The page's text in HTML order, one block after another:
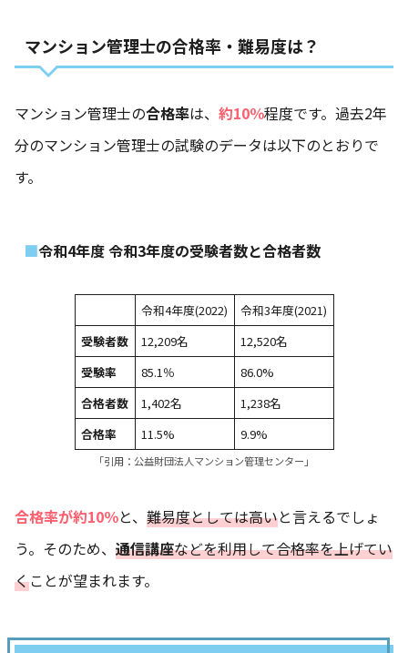
マンション管理士の合格率・難易度は？
マンション管理士の合格率は、 約10％程度です。過去2年
分のマンション管理士の試験のデータは以下のとおりで
す。
令和4年度 令和3年度の受験者数と合格者数
令和4年度(2022)
令和3年度(2021)
受験者数
12,209名
12,520名
受験率
85.1％
86.0%
合格者数
1,402名
1,238名
合格率
11.5% 9.9%
「引用： 公益財団法人マンション管理センター 」
合格率が約10％と、 難易度としては高いと言えるでしょ
う。そのため、 通信講座などを利用して合格率を上げてい
くことが望まれます。